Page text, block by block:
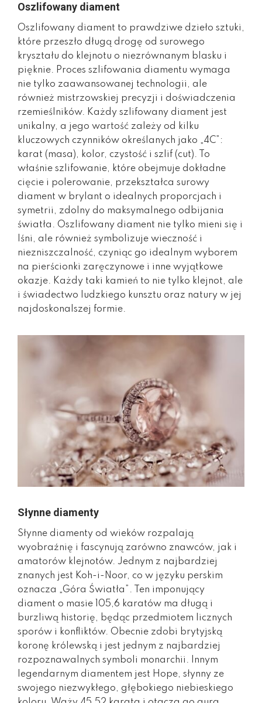
Oszlifowany diament
Oszlifowany diament to prawdziwe dzieło sztuki,
które przeszło długą drogę od surowego
kryształu do klejnotu o niezrównanym blasku i
pięknie. Proces szlifowania diamentu wymaga
nie tylko zaawansowanej technologii, ale
również mistrzowskiej precyzji i doświadczenia
rzemieślników. Każdy szlifowany diament jest
unikalny, a jego wartość zależy od kilku
kluczowych czynników określanych jako „4C”:
karat (masa), kolor, czystość i szlif (cut). To
właśnie szlifowanie, które obejmuje dokładne
cięcie i polerowanie, przekształca surowy
diament w brylant o idealnych proporcjach i
symetrii, zdolny do maksymalnego odbijania
światła. Oszlifowany diament nie tylko mieni się i
lśni, ale również symbolizuje wieczność i
niezniszczalność, czyniąc go idealnym wyborem
na pierścionki zaręczynowe i inne wyjątkowe
okazje. Każdy taki kamień to nie tylko klejnot, ale
i świadectwo ludzkiego kunsztu oraz natury w jej
najdoskonalszej formie.
Słynne diamenty
Słynne diamenty od wieków rozpalają
wyobraźnię i fascynują zarówno znawców, jak i
amatorów klejnotów. Jednym z najbardziej
znanych jest Koh-i-Noor, co w języku perskim
oznacza „Góra Światła”. Ten imponujący
diament o masie 105,6 karatów ma długą i
burzliwą historię, będąc przedmiotem licznych
sporów i konfliktów. Obecnie zdobi brytyjską
koronę królewską i jest jednym z najbardziej
rozpoznawalnych symboli monarchii. Innym
legendarnym diamentem jest Hope, słynny ze
swojego niezwykłego, głębokiego niebieskiego